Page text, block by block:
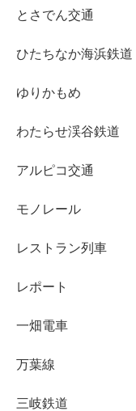
とさでん交通
ひたちなか海浜鉄道
ゆりかもめ
わたらせ渓谷鉄道
アルピコ交通
モノレール
レストラン列車
レポート
一畑電車
万葉線
三岐鉄道